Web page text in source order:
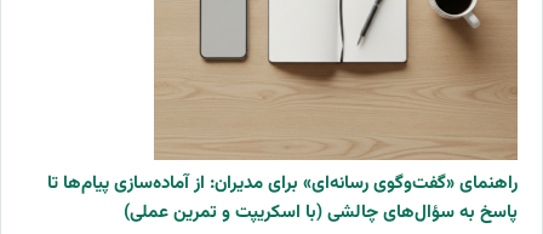
راهنمای «گفت‌وگوی رسانه‌ای» برای مدیران: از آماده‌سازی پیام‌ها تا
پاسخ به سؤال‌های چالشی (با اسکریپت و تمرین عملی)